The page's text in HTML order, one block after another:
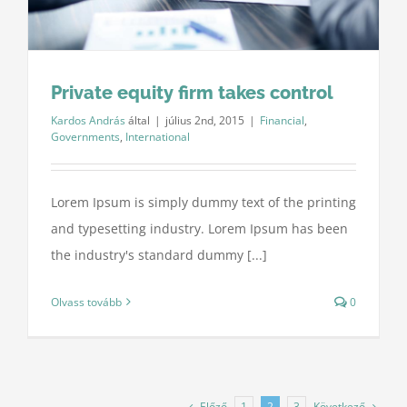
Private equity firm takes control
Kardos András által | július 2nd, 2015 | Financial,
Governments, International
Lorem Ipsum is simply dummy text of the printing
and typesetting industry. Lorem Ipsum has been
the industry's standard dummy [...]
Olvass tovább 0